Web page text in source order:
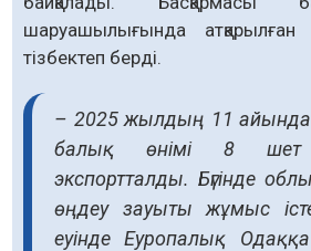
шаруашылығында
тізбектеп берді.
– 2025 жылдың 11 айында
балық өнімі 8 шет
экспортталды. Бүгінде
өңдеу зауыты жұмыс
еуінде Еуропалық Одаққа